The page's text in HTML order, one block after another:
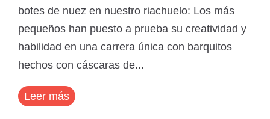
botes de nuez en nuestro riachuelo: Los más
pequeños han puesto a prueba su creatividad y
habilidad en una carrera única con barquitos
hechos con cáscaras de...
Leer más